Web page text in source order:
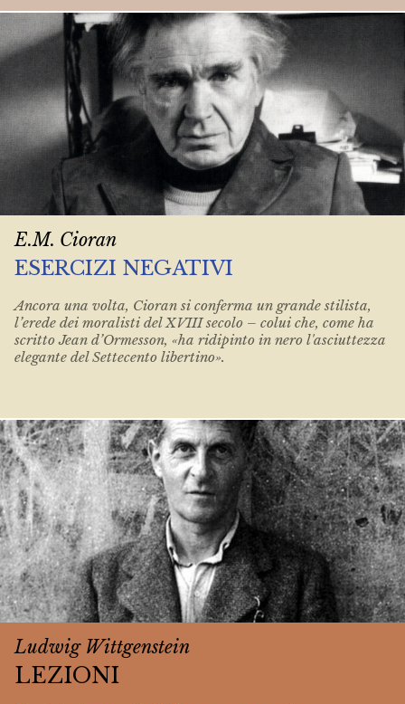
E.M. Cioran
ESERCIZI NEGATIVI
Ancora una volta, Cioran si conferma un grande stilista,
l’erede dei moralisti del XVIII secolo – colui che, come ha
scritto Jean d’Ormesson, «ha ridipinto in nero l'asciuttezza
elegante del Settecento libertino».
Ludwig Wittgenstein
LEZIONI